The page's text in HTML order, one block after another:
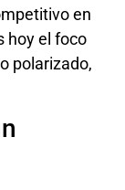
en
hoy el foco
polarizado,